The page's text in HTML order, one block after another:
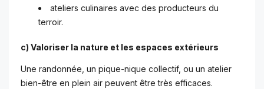
ateliers culinaires avec des producteurs du
terroir.
c) Valoriser la nature et les espaces extérieurs
Une randonnée, un pique-nique collectif, ou un atelier
bien-être en plein air peuvent être très efficaces.